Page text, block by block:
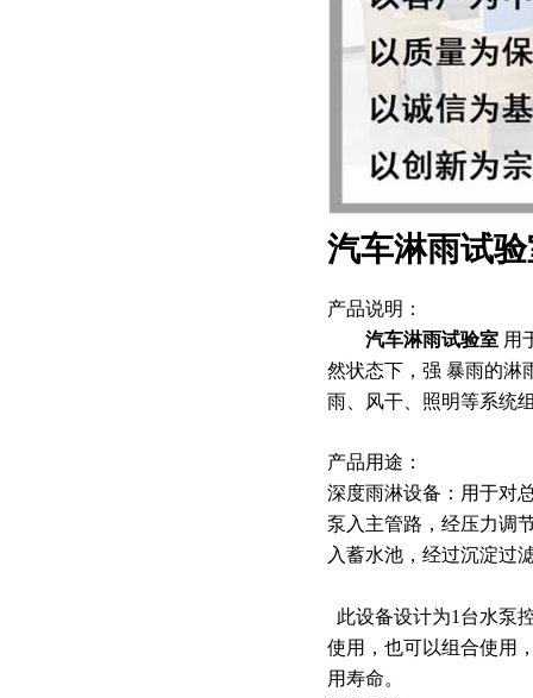
汽车淋雨试
产品说明：
汽车淋雨试验室 用
然状态下，强 暴雨的淋
雨、风干、照明等系统
产品用途：
深度雨淋设备：用于对
泵入主管路，经压力调
入蓄水池，经过沉淀过
此设备设计为1台水泵
使用，也可以组合使用
用寿命。